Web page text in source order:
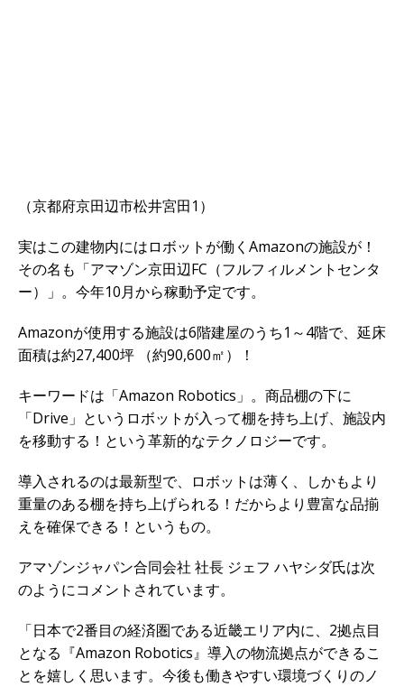
（京都府京田辺市松井宮田1）
実はこの建物内にはロボットが働くAmazonの施設が！
その名も「アマゾン京田辺FC（フルフィルメントセンタ
ー）」。今年10月から稼動予定です。
Amazonが使用する施設は6階建屋のうち1～4階で、延床
面積は約27,400坪 （約90,600㎡）！
キーワードは「Amazon Robotics」。商品棚の下に
「Drive」というロボットが入って棚を持ち上げ、施設内
を移動する！という革新的なテクノロジーです。
導入されるのは最新型で、ロボットは薄く、しかもより
重量のある棚を持ち上げられる！だからより豊富な品揃
えを確保できる！というもの。
アマゾンジャパン合同会社 社長 ジェフ ハヤシダ氏は次
のようにコメントされています。
「日本で2番目の経済圏である近畿エリア内に、2拠点目
となる『Amazon Robotics』導入の物流拠点ができるこ
とを嬉しく思います。今後も働きやすい環境づくりのノ